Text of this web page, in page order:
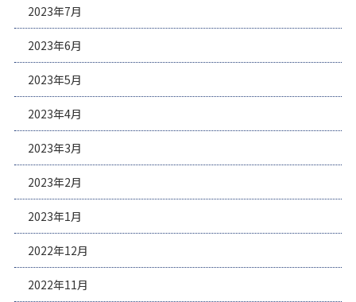
2023年7月
2023年6月
2023年5月
2023年4月
2023年3月
2023年2月
2023年1月
2022年12月
2022年11月